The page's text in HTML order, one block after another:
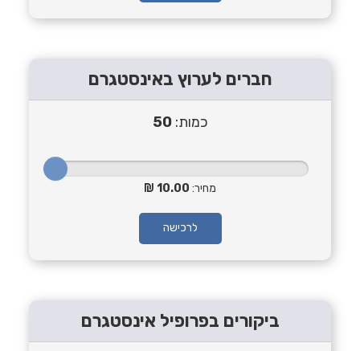
חברים לערוץ באינסטגרם
כמות:50
מחיר: 10.00
לרכישה
ביקורים בפרופיל אינסטגרם